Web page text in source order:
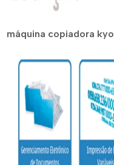
máquina copiadora